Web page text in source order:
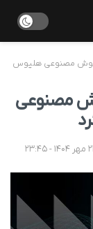
هوش مصنوعی هلیوس
مصنوعی